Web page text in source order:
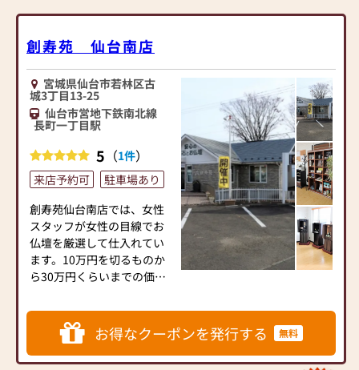
困らないコンパクトな小型
仏壇や壁掛け仏壇など、人気
商品を多数ご用意しており
ます。
「将来の参考のために…」
という方ももちろん大歓迎
お仏壇・お墓やご供養につ
いて相談できる「終活プラ
ザ」も併設しており、専門ス
タッフが丁寧にご案内しま
す。
ぜひ「ギャラリーメモリア
イオンモール新利府 北館
店」へお気軽にお越しくだ
スタッフ一同心よりご来店
をお待ち申し上げておりま
創寿苑 仙台南店
宮城県仙台市若林区古
城3丁目13-25
仙台市営地下鉄南北線
長町一丁目駅
5 （1件）
来店予約可
駐車場あり
創寿苑仙台南店では、女性
スタッフが女性の目線でお
仏壇を厳選して仕入れてい
ます。10万円を切るものか
ら30万円くらいまでの価格
品揃え。展示品の現品販売
をメインに、メーカー希望
価格の半額でカタログ販売
も行なっています。国産品も
お得なクーポンを発行する 無料